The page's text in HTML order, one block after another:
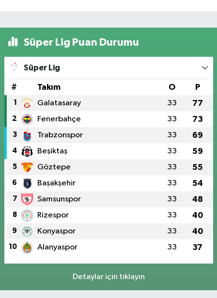
Süper Lig Puan Durumu
Süper Lig
# Takım O P
1 Galatasaray 33 77
2 Fenerbahçe 33 73
3 Trabzonspor 33 69
4 Beşiktaş 33 59
5 Göztepe 33 55
6 Başakşehir 33 54
7 Samsunspor 33 48
8 Rizespor 33 40
9 Konyaspor 33 40
10 Alanyaspor 33 37
Detaylar için tıklayın